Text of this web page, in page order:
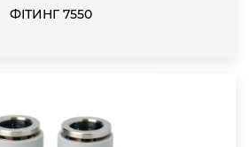
ФІТИНГ 7550